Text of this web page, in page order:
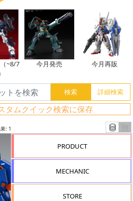
~8/7
今月発売 今月再販
タムクイック検索に保存
: 1
PRODUCT
MECHANIC
STORE